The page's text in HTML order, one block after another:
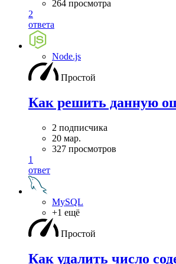
264 просмотра
2
ответа
Node.js
Простой
Как решить данную
2 подписчика
20 мар.
327 просмотров
1
ответ
MySQL
+1 ещё
Простой
Как удалить число